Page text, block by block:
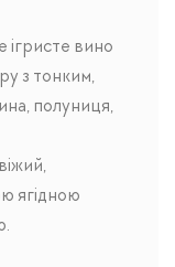
вино
з тонким,
полуниця,
ягідною